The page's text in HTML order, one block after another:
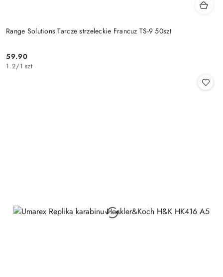
Range Solutions Tarcze strzeleckie Francuz TS-9 50szt
Cena:
59.90
1.2/1 szt